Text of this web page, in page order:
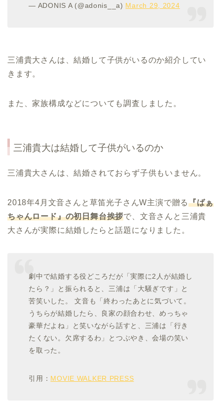
— ADONIS A (@adonis__a) March 29, 2024
三浦貴大さんは、結婚して子供がいるのか紹介してい
きます。
また、家族構成などについても調査しました。
三浦貴大は結婚して子供がいるのか
三浦貴大さんは、結婚されておらず子供もいません。
2018年4月文音さんと草笛光子さんW主演で贈る『ばぁ
ちゃんロード』の初日舞台挨拶で、文音さんと三浦貴
大さんが実際に結婚したらと話題になりました。
劇中で結婚する役どころだが「実際に2人が結婚し
たら？」と振られると、三浦は「大騒ぎです」と
苦笑いした。 文音も「終わったあとに気づいて。
うちらが結婚したら、良家の顔合わせ、めっちゃ
豪華だよね」と笑いながら話すと、三浦は「行き
たくない。欠席するわ」とつぶやき、会場の笑い
を取った。
引用： MOVIE WALKER PRESS